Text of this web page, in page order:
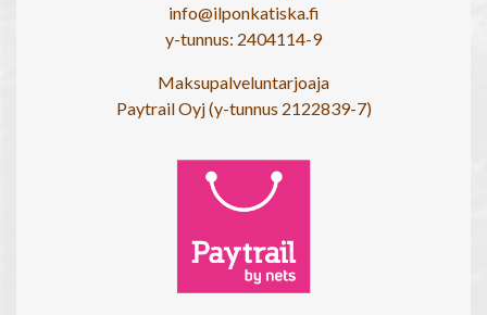
info@ilponkatiska.fi
y-tunnus: 2404114-9
Maksupalveluntarjoaja
Paytrail Oyj (y-tunnus 2122839-7)